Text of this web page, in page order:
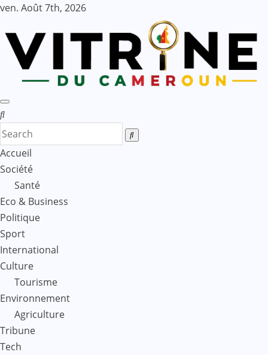
Skip
content
ven. Août 7th, 2026
Accueil
Société
Santé
Eco & Business
Politique
Sport
International
Culture
Tourisme
Environnement
Agriculture
Tribune
Tech